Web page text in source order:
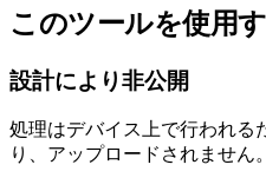
このツールを使用
設計により非公開
処理はデバイス上で行われる
り、アップロードされません。